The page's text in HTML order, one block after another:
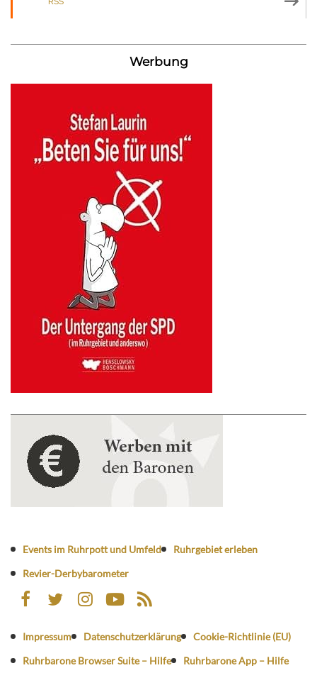
Werbung
Events im Ruhrpott und Umfeld
Ruhrgebiet erleben
Revier-Derbybarometer
Impressum Datenschutzerklärung
Cookie-Richtlinie (EU)
Ruhrbarone Browser Suite – Hilfe
Ruhrbarone App – Hilfe